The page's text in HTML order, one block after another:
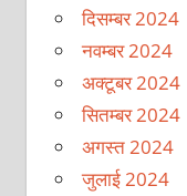
दिसम्बर 2024
नवम्बर 2024
अक्टूबर 2024
सितम्बर 2024
अगस्त 2024
जुलाई 2024